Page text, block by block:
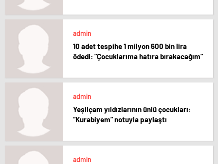
admin
10 adet tespihe 1 milyon 600 bin lira
ödedi: ”Çocuklarıma hatıra bırakacağım”
admin
Yeşilçam yıldızlarının ünlü çocukları:
“Kurabiyem” notuyla paylaştı
admin